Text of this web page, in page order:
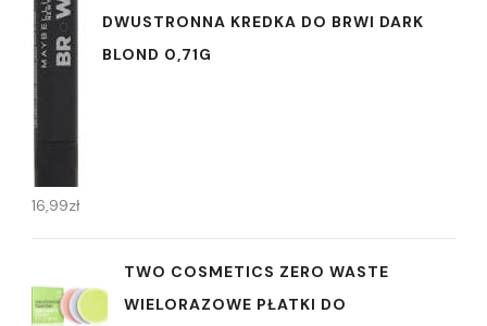
DWUSTRONNA KREDKA DO BRWI DARK
BLOND 0,71G
16,99zł
TWO COSMETICS ZERO WASTE
WIELORAZOWE PŁATKI DO